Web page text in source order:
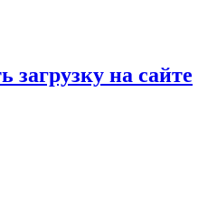
загрузку на сайте